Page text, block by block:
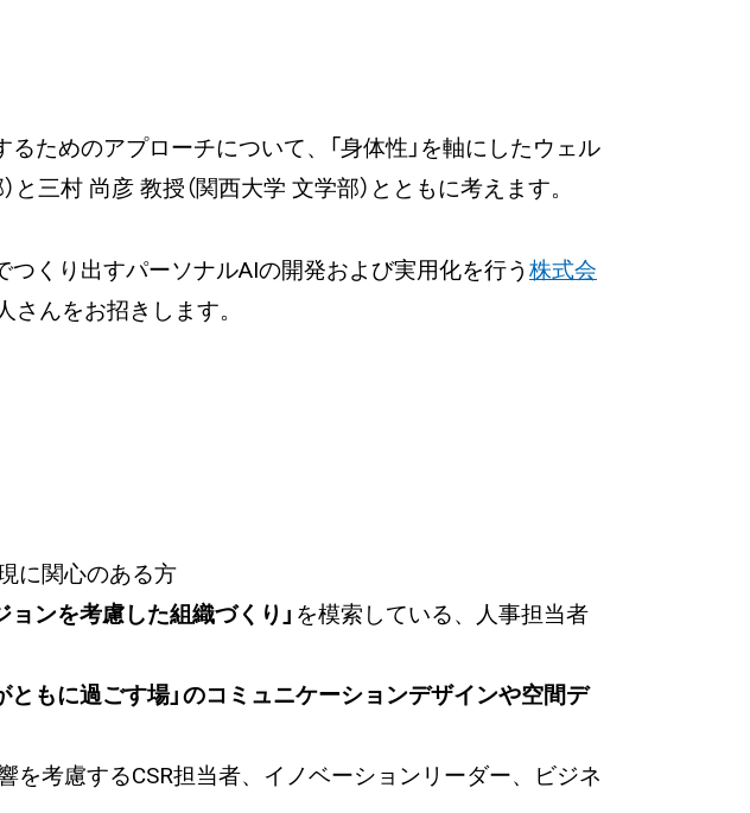
ためのアプローチについて、「身体性」を軸にしたウェル
三村 尚彦 教授（関西大学 文学部）とともに考えます。
つくり出すパーソナルAIの開発および実用化を行う 株式会
んをお招きします。
に関心のある方
ョンを考慮した組織づくり」 を模索している、人事担当者
ともに過ごす場」のコミュニケーションデザインや空間デ
を考慮するCSR担当者、イノベーションリーダー、ビジネ